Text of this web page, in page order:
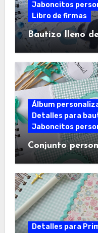
Jaboncitos
Libro de firmas
Bautizo lleno
Álbum
Detalles para
Jaboncitos
Conjunto
Detalles para